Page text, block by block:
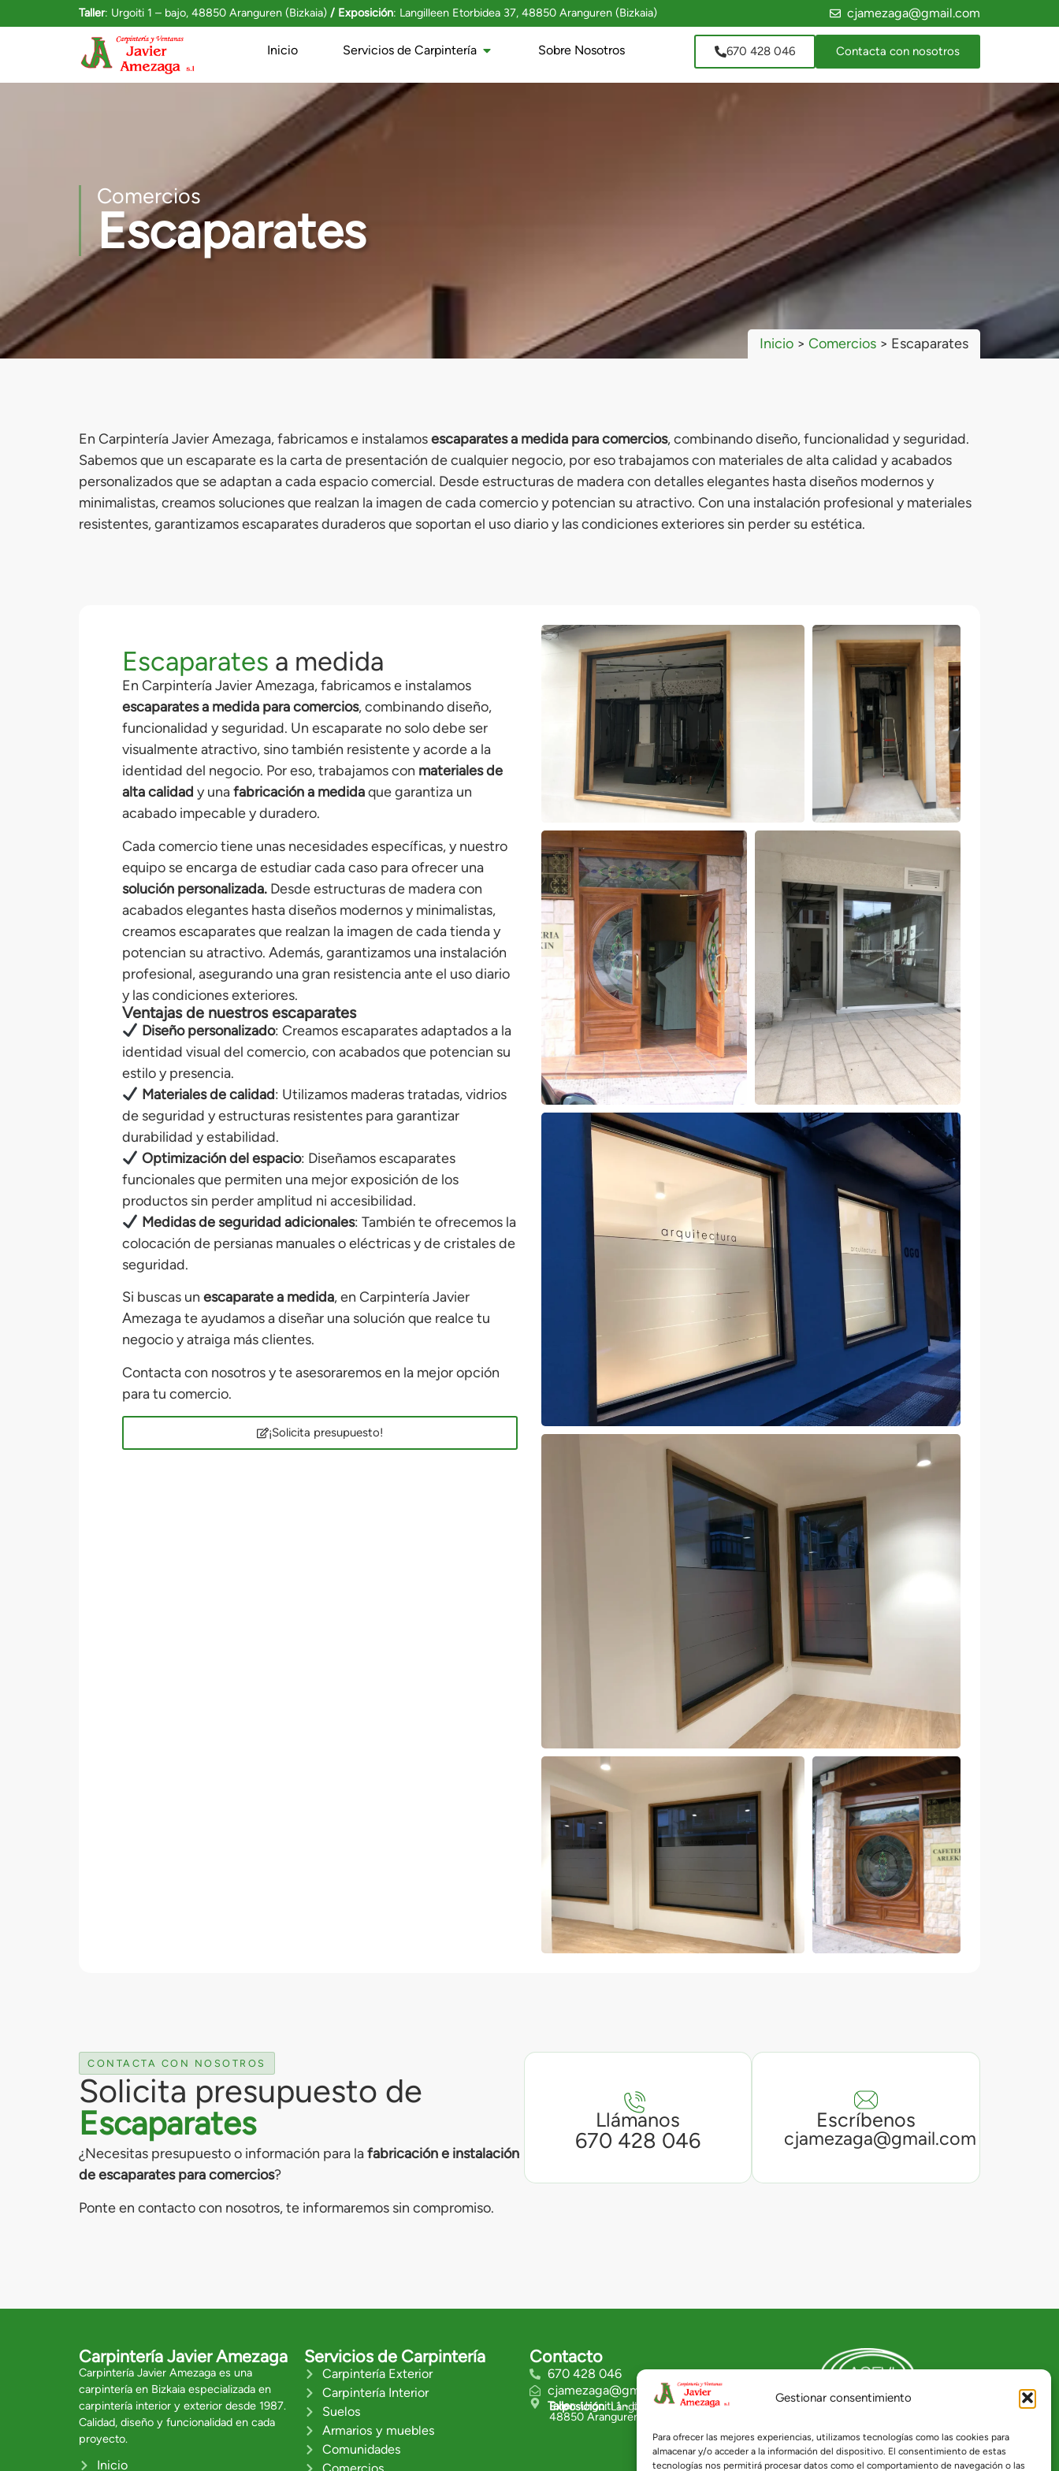
Gestionar consentimiento
Para ofrecer las mejores experiencias, utilizamos tecnologías como las cookies para
almacenar y/o acceder a la información del dispositivo. El consentimiento de estas
tecnologías nos permitirá procesar datos como el comportamiento de navegación o las
Taller: Urgoiti 1 – bajo, 48850 Aranguren (Bizkaia) / Exposición: Langilleen Etorbidea 37, 48850 Aranguren (Bizkaia) cjamezaga@gmail.com
Inicio Servicios de Carpintería Sobre Nosotros 670 428 046 Contacta con nosotros
Comercios
Escaparates
Inicio > Comercios > Escaparates
En Carpintería Javier Amezaga, fabricamos e instalamosescaparates a medida para comercios, combinando diseño, funcionalidad y seguridad.
Sabemos que un escaparate es la carta de presentación de cualquier negocio, por eso trabajamos con materiales de alta calidad y acabados
personalizados que se adaptan a cada espacio comercial. Desde estructuras de madera con detalles elegantes hasta diseños modernos y
minimalistas, creamos soluciones que realzan la imagen de cada comercio y potencian su atractivo. Con una instalación profesional y materiales
resistentes, garantizamos escaparates duraderos que soportan el uso diario y las condiciones exteriores sin perder su estética.
Escaparates a medida
En Carpintería Javier Amezaga, fabricamos e instalamos
escaparates a medida para comercios, combinando diseño,
funcionalidad y seguridad. Un escaparate no solo debe ser
visualmente atractivo, sino también resistente y acorde a la
identidad del negocio. Por eso, trabajamos con materiales de
alta calidad y unafabricación a medidaque garantiza un
acabado impecable y duradero.
Cada comercio tiene unas necesidades específicas, y nuestro
equipo se encarga de estudiar cada caso para ofrecer una
solución personalizada. Desde estructuras de madera con
acabados elegantes hasta diseños modernos y minimalistas,
creamos escaparates que realzan la imagen de cada tienda y
potencian su atractivo. Además, garantizamos una instalación
profesional, asegurando una gran resistencia ante el uso diario
y las condiciones exteriores.
Ventajas de nuestros escaparates
Diseño personalizado: Creamos escaparates adaptados a la
identidad visual del comercio, con acabados que potencian su
estilo y presencia.
Materiales de calidad: Utilizamos maderas tratadas, vidrios
de seguridad y estructuras resistentes para garantizar
durabilidad y estabilidad.
Optimización del espacio: Diseñamos escaparates
funcionales que permiten una mejor exposición de los
productos sin perder amplitud ni accesibilidad.
Medidas de seguridad adicionales: También te ofrecemos la
colocación de persianas manuales o eléctricas y de cristales de
seguridad.
Si buscas un escaparate a medida, en Carpintería Javier
Amezaga te ayudamos a diseñar una solución que realce tu
negocio y atraiga más clientes.
Contacta con nosotros y te asesoraremos en la mejor opción
para tu comercio.
¡Solicita presupuesto!
CONTACTA CON NOSOTROS
Solicita presupuesto de
Escaparates
¿Necesitas presupuesto o información para lafabricación e instalación
de escaparates para comercios?
Ponte en contacto con nosotros, te informaremos sin compromiso.
Llámanos
670 428 046
Escríbenos
cjamezaga@gmail.com
Carpintería Javier Amezaga
Carpintería Javier Amezaga es una
carpintería en Bizkaia especializada en
carpintería interior y exterior desde 1987.
Calidad, diseño y funcionalidad en cada
proyecto.
Inicio
Servicios de Carpintería
Carpintería Exterior
Carpintería Interior
Suelos
Armarios y muebles
Comunidades
Contacto
670 428 046
cjamezaga@gmail.com
Taller: Urgoiti 1 - bajo
Exposición: Langilleen Etorbidea 37
48850 Aranguren (Bizkaia)
Kit Digital, cofinanciada por los fondos Next
Generation (EU) del Mecanismo de Recuperación y
Resiliencia.